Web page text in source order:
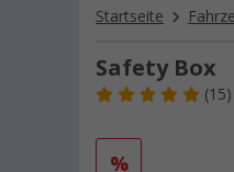
Startseite
Safety Box
(15)
%